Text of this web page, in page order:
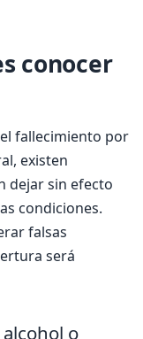
conocer
fallecimiento por
existen
dejar sin efecto
condiciones.
falsas
será
o